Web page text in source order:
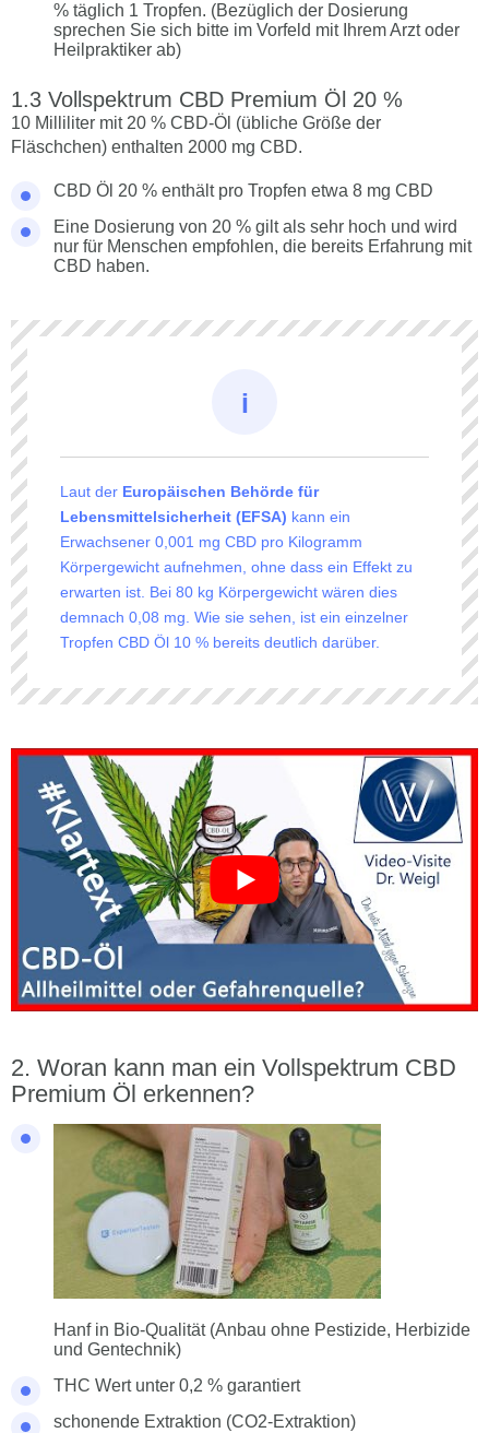
% täglich 1 Tropfen. (Bezüglich der Dosierung
sprechen Sie sich bitte im Vorfeld mit Ihrem Arzt oder
Heilpraktiker ab)
Vollspektrum CBD Premium Öl 20 %
10 Milliliter mit 20 % CBD-Öl (übliche Größe der
Fläschchen) enthalten 2000 mg CBD.
CBD Öl 20 % enthält pro Tropfen etwa 8 mg CBD
Eine Dosierung von 20 % gilt als sehr hoch und wird
nur für Menschen empfohlen, die bereits Erfahrung mit
CBD haben.
Laut der Europäischen Behörde für
Lebensmittelsicherheit (EFSA) kann ein
Erwachsener 0,001 mg CBD pro Kilogramm
Körpergewicht aufnehmen, ohne dass ein Effekt zu
erwarten ist. Bei 80 kg Körpergewicht wären dies
demnach 0,08 mg. Wie sie sehen, ist ein einzelner
Tropfen CBD Öl 10 % bereits deutlich darüber.
Woran kann man ein Vollspektrum CBD
Premium Öl erkennen?
Hanf in Bio-Qualität (Anbau ohne Pestizide, Herbizide
und Gentechnik)
THC Wert unter 0,2 % garantiert
schonende Extraktion (CO2-Extraktion)